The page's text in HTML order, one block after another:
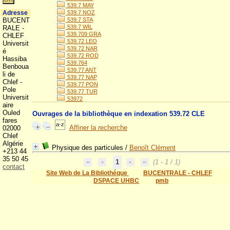
539.7 MAY
539.7 NOZ
539.7 STA
539.7 WIL
539.709 GRA
539.72 LEO
539.72 NAR
539.72 ROD
539.764
539.77 ANT
539.77 NAP
539.77 PON
539.77 TUR
53972
Ouvrages de la bibliothèque en indexation 539.72 CLE
Affiner la recherche
Physique des particules / Benoît Clément
1
(1 - 1 / 1)
Site Web de La Bibliothéque
BUCENTRALE - CHLEF
DSPACE UHBC
pmb
Adresse
BUCENT
RALE -
CHLEF
Universit
é
Hassiba
Benboua
li de
Chlef -
Pole
Universit
aire
Ouled
fares
02000
Chlef
Algérie
+213 44
35 50 45
contact